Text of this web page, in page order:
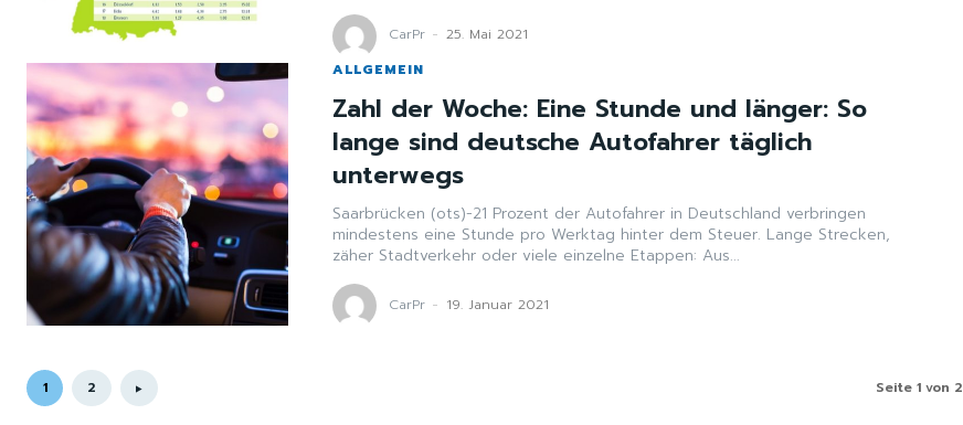
CarPr - 25. Mai 2021
ALLGEMEIN
Zahl der Woche: Eine Stunde und länger: So
lange sind deutsche Autofahrer täglich
unterwegs
Saarbrücken (ots)-21 Prozent der Autofahrer in Deutschland verbringen
mindestens eine Stunde pro Werktag hinter dem Steuer. Lange Strecken,
zäher Stadtverkehr oder viele einzelne Etappen: Aus...
CarPr - 19. Januar 2021
1 2 Seite 1 von 2